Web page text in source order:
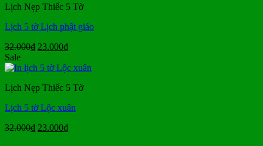
23.000₫.
Lịch Nẹp Thiếc 5 Tờ
Lịch 5 tờ Lịch phật giáo
32.000₫ Giá
là:
23.000₫Giá
tại
23.000₫.
Sale
Lịch Nẹp Thiếc 5 Tờ
Lịch 5 tờ Lộc xuân
32.000₫ Giá
23.000₫Giá